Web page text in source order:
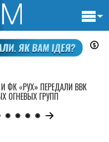
ФК «РУХ» ПЕРЕДАЛИ ВВК
ОГНЕВЫХ ГРУПП